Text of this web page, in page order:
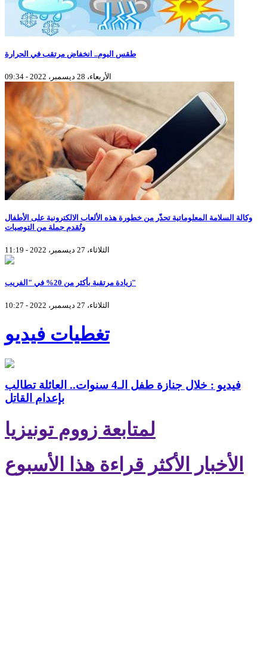
طقس اليوم.. انخفاض مرتقب في الحرارة
الأربعاء، 28 ديسمبر، 2022 - 09:34
وكالة السلامة المعلوماتية تحذّر من خطورة هذه الألعاب الالكترونية على الأطفال
وتُقدم جملة من التوصيات
الثلاثاء، 27 ديسمبر، 2022 - 11:19
زيادة مرتقبة بأكثر من 20% في "الفريب"
الثلاثاء، 27 ديسمبر، 2022 - 10:27
تغطيات فيديو
فيديو : خلال جنازة طفل الـ4 سنوات.. العائلة تطالب
بإعدام القاتل
لمتابعة زووم تونيزيا
الأخبار الأكثر قراءة هذا الأسبوع